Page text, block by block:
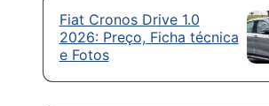
Fiat Cronos Drive 1.0
2026: Preço, Ficha técnica
e Fotos